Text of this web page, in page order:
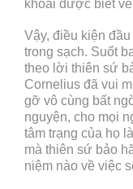
khoải được biết
Vậy, điều kiện
trong sạch. Suốt
theo lời thiên sứ
Cornelius đã vui
gỡ vô cùng bất
nguyện, cho mọi
tâm trạng của họ
mà thiên sứ bảo
niệm nào về việc